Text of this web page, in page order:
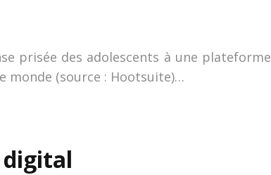
prisée des adolescents à une plateforme
monde (source : Hootsuite)…